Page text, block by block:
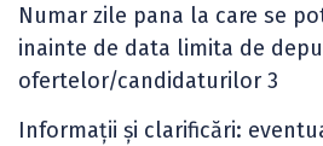
Numar zile pana la care se
inainte de data limita de
ofertelor/candidaturilor 3
Informaţii şi clarificări: